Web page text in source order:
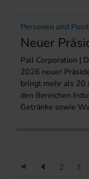
Personen und
Neuer
Pall Corporation |
2026 neuer
bringt mehr als 20
den Bereichen
Getränke sowie
2 3